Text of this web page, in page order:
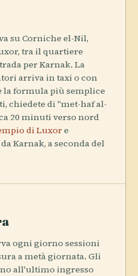
su Corniche el-Nil,
tra il quartiere
per Karnak. La
arriva in taxi o con
la formula più semplice
chiedete di "met-haf al-
20 minuti verso nord
di Luxore
Karnak, a seconda del
ogni giorno sessioni
a metà giornata. Gli
all'ultimo ingresso